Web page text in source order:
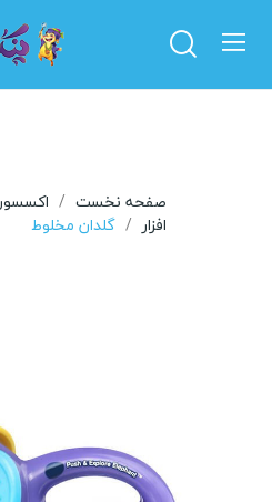
صفحه نخست
افزار
گلدان مخلوط